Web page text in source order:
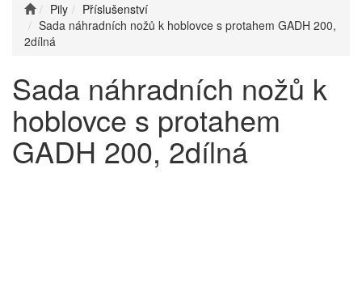
Pily
Příslušenství
Sada náhradních nožů k hoblovce s protahem GADH 200,
2dílná
Sada náhradních nožů k
hoblovce s protahem
GADH 200, 2dílná